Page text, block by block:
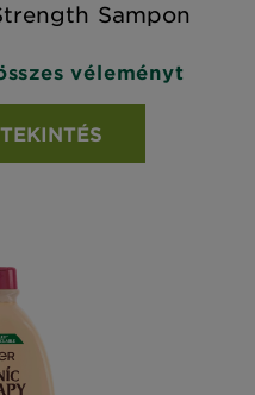
Sampon
véleményt